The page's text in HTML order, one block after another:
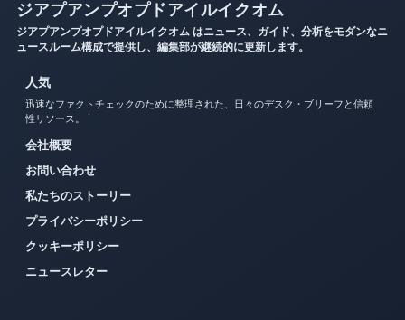
ジアプアンプオプドアイルイクオム
ジアプアンプオプドアイルイクオム はニュース、ガイド、分析をモダンなニ
ュースルーム構成で提供し、編集部が継続的に更新します。
人気
迅速なファクトチェックのために整理された、日々のデスク・ブリーフと信頼
性リソース。
会社概要
お問い合わせ
私たちのストーリー
プライバシーポリシー
クッキーポリシー
ニュースレター